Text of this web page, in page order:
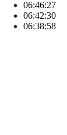
06:46:27
06:42:30
06:38:58